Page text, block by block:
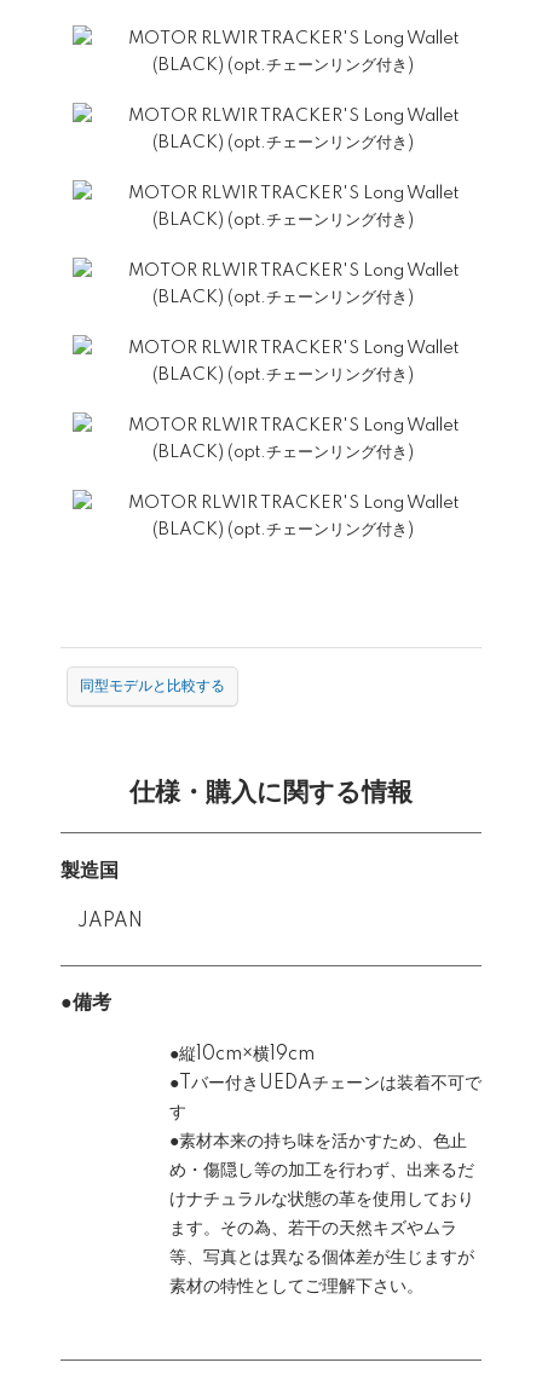
同型モデルと比較する
仕様・購入に関する情報
製造国
JAPAN
●備考
●縦10cm×横19cm
●Tバー付きUEDAチェーンは装着不可で
す
●素材本来の持ち味を活かすため、色止
め・傷隠し等の加工を行わず、出来るだ
けナチュラルな状態の革を使用しており
ます。その為、若干の天然キズやムラ
等、写真とは異なる個体差が生じますが
素材の特性としてご理解下さい。